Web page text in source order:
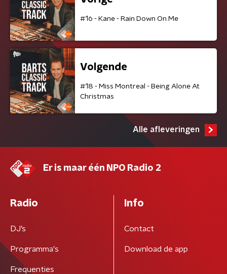
#16 - Kane - Rain Down On Me
Volgende
#18 - Miss Montreal - Being Alone At
Christmas
Alle afleveringen
Er is maar één NPO Radio 2
Radio
DJ’s
Programma's
Frequenties
Info
Contact
Download de app